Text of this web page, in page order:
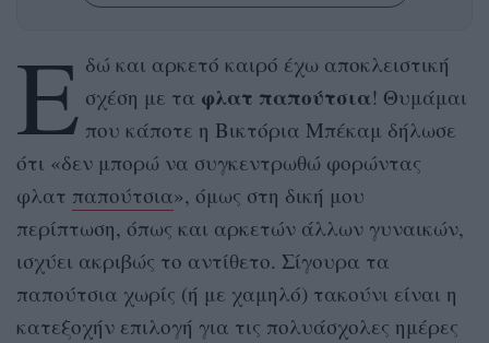
Ε δώ και αρκετό καιρό έχω αποκλειστική
σχέση με τα φλατ παπούτσια! Θυμάμαι
που κάποτε η Βικτόρια Μπέκαμ δήλωσε
ότι «δεν μπορώ να συγκεντρωθώ φορώντας
φλατ παπούτσια», όμως στη δική μου
περίπτωση, όπως και αρκετών άλλων γυναικών,
ισχύει ακριβώς το αντίθετο. Σίγουρα τα
παπούτσια χωρίς (ή με χαμηλό) τακούνι είναι η
κατεξοχήν επιλογή για τις πολυάσχολες ημέρες